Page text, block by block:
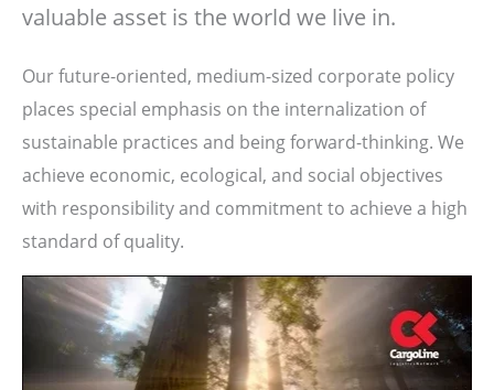
valuable asset is the world we live in.
Our future-oriented, medium-sized corporate policy
places special emphasis on the internalization of
sustainable practices and being forward-thinking. We
achieve economic, ecological, and social objectives
with responsibility and commitment to achieve a high
standard of quality.